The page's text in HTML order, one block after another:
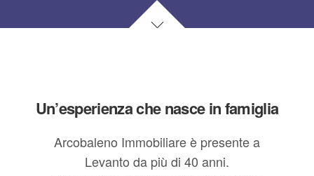
Un’esperienza che nasce in famiglia
Arcobaleno Immobiliare è presente a
Levanto da più di 40 anni.